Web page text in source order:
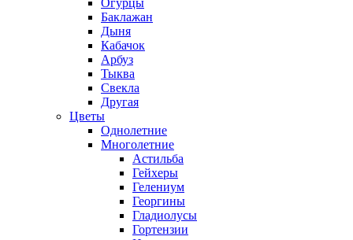
Огурцы
Баклажан
Дыня
Кабачок
Арбуз
Тыква
Свекла
Другая
Цветы
Однолетние
Многолетние
Астильба
Гейхеры
Гелениум
Георгины
Гладиолусы
Гортензии